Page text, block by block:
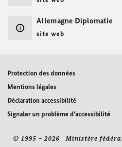
Allemagne Diplomatie
site web
Protection des données
Mentions légales
Déclaration accessibilité
Signaler un problème d'accessibilité
© 1995 – 2026 Ministère